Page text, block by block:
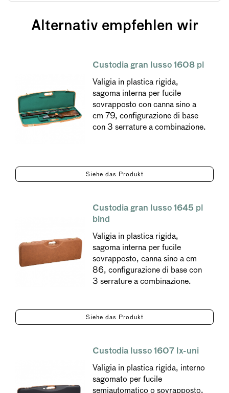
Alternativ empfehlen wir
Custodia gran lusso 1608 pl
Valigia in plastica rigida,
sagoma interna per fucile
sovrapposto con canna sino a
cm 79, configurazione di base
con 3 serrature a combinazione.
Siehe das Produkt
Custodia gran lusso 1645 pl
bind
Valigia in plastica rigida,
sagoma interna per fucile
sovrapposto, canna sino a cm
86, configurazione di base con
3 serrature a combinazione.
Siehe das Produkt
Custodia lusso 1607 lx-uni
Valigia in plastica rigida, interno
sagomato per fucile
semiautomatico o sovrapposto,